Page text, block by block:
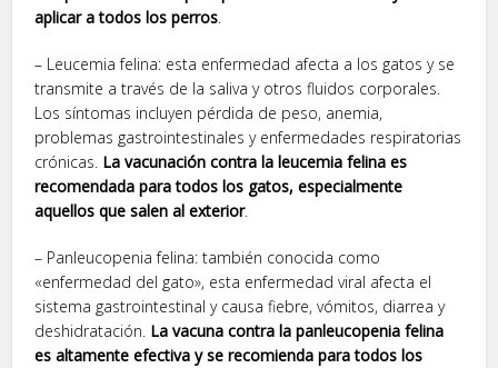
aplicar a todos los perros.
– Leucemia felina: esta enfermedad afecta a los gatos y se
transmite a través de la saliva y otros fluidos corporales.
Los síntomas incluyen pérdida de peso, anemia,
problemas gastrointestinales y enfermedades respiratorias
crónicas. La vacunación contra la leucemia felina es
recomendada para todos los gatos, especialmente
aquellos que salen al exterior.
– Panleucopenia felina: también conocida como
«enfermedad del gato», esta enfermedad viral afecta el
sistema gastrointestinal y causa fiebre, vómitos, diarrea y
deshidratación. La vacuna contra la panleucopenia felina
es altamente efectiva y se recomienda para todos los